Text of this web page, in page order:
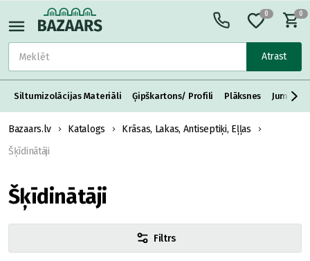
Atrast
0 0
Siltumizolācijas Materiāli Ģipškartons/ Profili Plāksnes Jumta
Bazaars.lv Katalogs
Krāsas, Lakas, Antiseptiķi, Eļļas
Šķīdinātāji
Šķīdinātāji
Filtrs